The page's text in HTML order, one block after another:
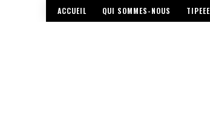
ACCUEIL QUI SOMMES-NOUS TIPEEE